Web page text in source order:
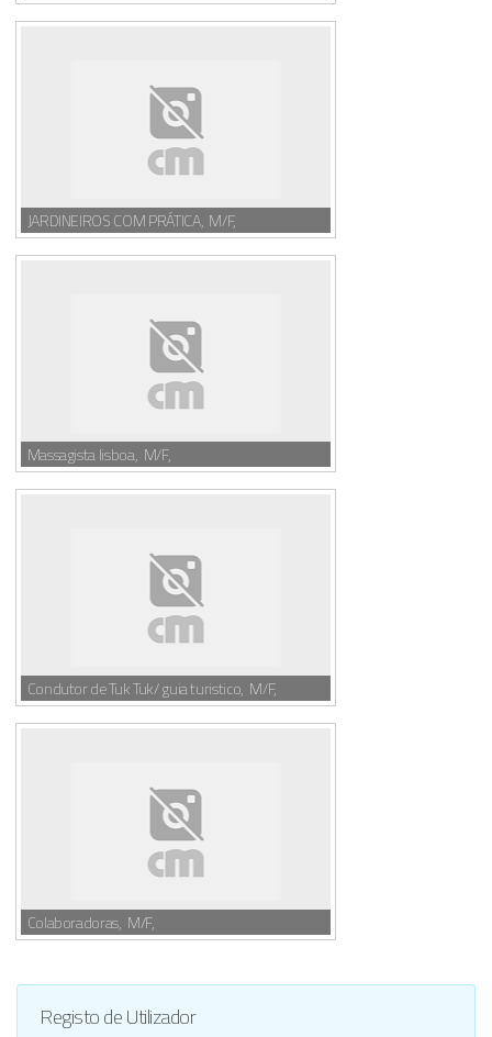
JARDINEIROS COM PRÁTICA, M/F,
Massagista lisboa, M/F,
Condutor de Tuk Tuk/ guia turistico, M/F,
Colaboradoras, M/F,
Registo de Utilizador